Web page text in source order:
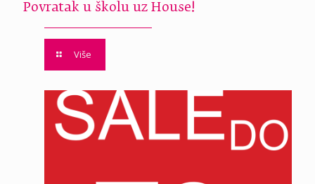
Povratak u školu uz House!
Više